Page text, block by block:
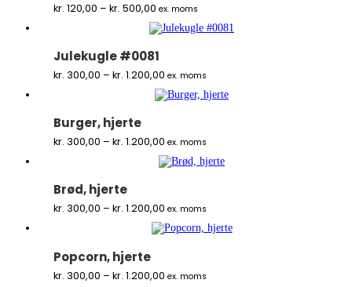
kr. 120,00 – kr. 500,00Prisinterval:
til
kr. 500,00
ex. moms
Julekugle #0081
kr. 300,00 – kr. 1.200,00Prisinterval:
til
kr. 1.200,00
ex. moms
Burger, hjerte
kr. 300,00 – kr. 1.200,00Prisinterval:
til
kr. 1.200,00
ex. moms
Brød, hjerte
kr. 300,00 – kr. 1.200,00Prisinterval:
til
kr. 1.200,00
ex. moms
Popcorn, hjerte
kr. 300,00 – kr. 1.200,00Prisinterval:
ex. moms